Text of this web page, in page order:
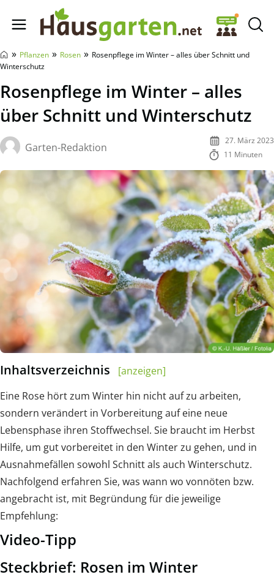
Hausgarten.net
» Pflanzen » Rosen » Rosenpflege im Winter – alles über Schnitt und
Winterschutz
Rosenpflege im Winter – alles
über Schnitt und Winterschutz
Garten-Redaktion
27. März 2023
11 Minuten
Inhaltsverzeichnis
[anzeigen]
Eine Rose hört zum Winter hin nicht auf zu arbeiten,
sondern verändert in Vorbereitung auf eine neue
Lebensphase ihren Stoffwechsel. Sie braucht im Herbst
Hilfe, um gut vorbereitet in den Winter zu gehen, und in
Ausnahmefällen sowohl Schnitt als auch Winterschutz.
Nachfolgend erfahren Sie, was wann wo vonnöten bzw.
angebracht ist, mit Begründung für die jeweilige
Empfehlung:
Video-Tipp
Steckbrief: Rosen im Winter